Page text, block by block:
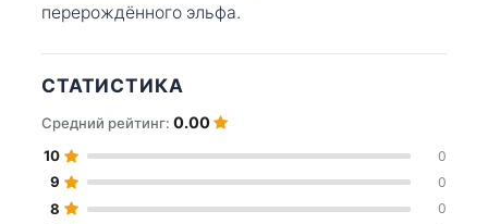
перерождённого эльфа.
СТАТИСТИКА
Средний рейтинг: 0.00
10 0
9 0
8 0